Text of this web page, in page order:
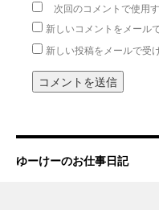
次回のコメントで使用
新しいコメントをメール
新しい投稿をメールで受
ゆーけーのお仕事日記